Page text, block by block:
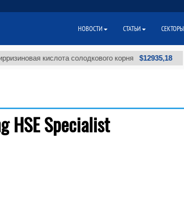
кислота солодкового корня $12935,18
HSE Specialist
НОВОСТИ СТАТЬИ СЕКТОРЫ